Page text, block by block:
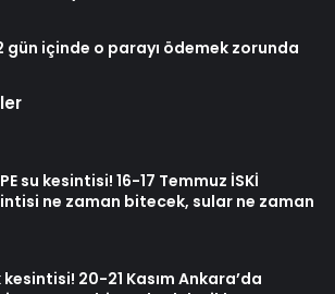
gün içinde o parayı ödemek zorunda
su kesintisi! 16-17 Temmuz İSKİ
ne zaman bitecek, sular ne zaman
20-21 Kasım Ankara’da